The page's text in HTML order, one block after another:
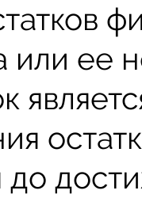
или ее
до